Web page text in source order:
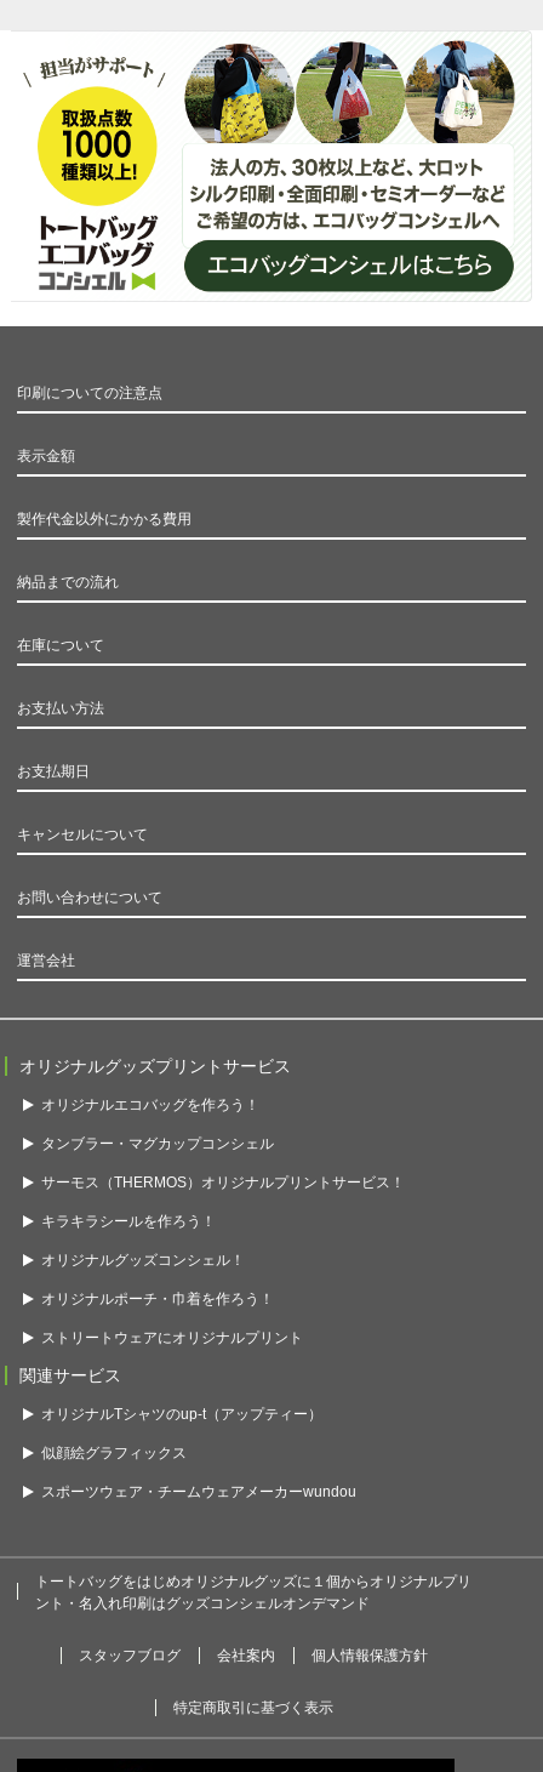
印刷についての注意点
表示金額
製作代金以外にかかる費用
納品までの流れ
在庫について
お支払い方法
お支払期日
キャンセルについて
お問い合わせについて
運営会社
オリジナルグッズプリントサービス
オリジナルエコバッグを作ろう！
タンブラー・マグカップコンシェル
サーモス（THERMOS）オリジナルプリントサービス！
キラキラシールを作ろう！
オリジナルグッズコンシェル！
オリジナルポーチ・巾着を作ろう！
ストリートウェアにオリジナルプリント
関連サービス
オリジナルTシャツのup-t（アップティー）
似顔絵グラフィックス
スポーツウェア・チームウェアメーカーwundou
トートバッグをはじめオリジナルグッズに１個からオリジナルプリ
ント・名入れ印刷はグッズコンシェルオンデマンド
スタッフブログ 会社案内 個人情報保護方針
特定商取引に基づく表示